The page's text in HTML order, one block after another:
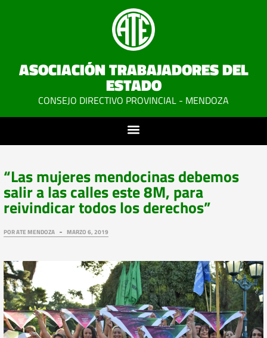
ASOCIACIÓN TRABAJADORES DEL
ESTADO
CONSEJO DIRECTIVO PROVINCIAL - MENDOZA
“Las mujeres mendocinas debemos
salir a las calles este 8M, para
reivindicar todos los derechos”
PORATE MENDOZA MARZO 6, 2019